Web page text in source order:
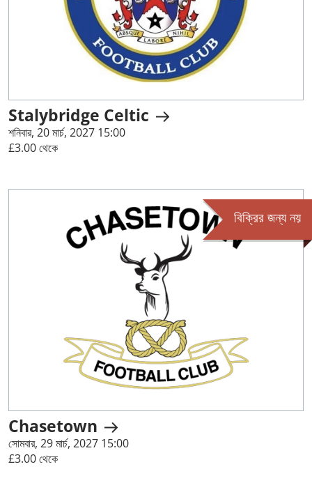
Stalybridge Celtic
শনিবার, 20 মার্চ, 2027 15:00
£3.00 থেকে
বিক্রির জন্য নয়
Chasetown
সোমবার, 29 মার্চ, 2027 15:00
£3.00 থেকে